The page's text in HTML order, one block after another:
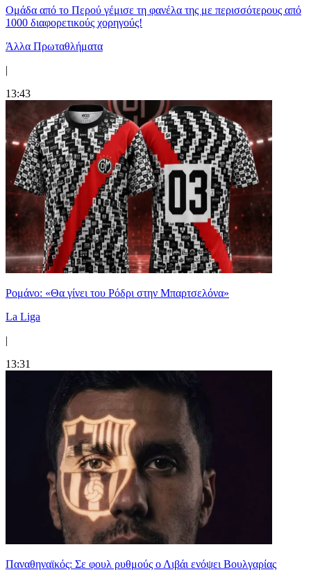
Ομάδα από το Περού γέμισε τη φανέλα της με περισσότερους από
1000 διαφορετικούς χορηγούς!
Άλλα Πρωταθλήματα
|
13:43
Ρομάνο: «Θα γίνει του Ρόδρι στην Μπαρτσελόνα»
La Liga
|
13:31
Παναθηναϊκός: Σε φουλ ρυθμούς ο Λιβάι ενόψει Βουλγαρίας